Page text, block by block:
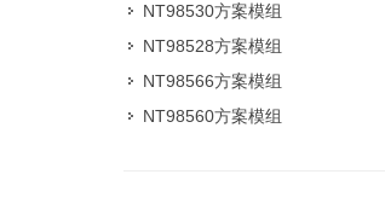
NT98530方案模组
NT98528方案模组
NT98566方案模组
NT98560方案模组